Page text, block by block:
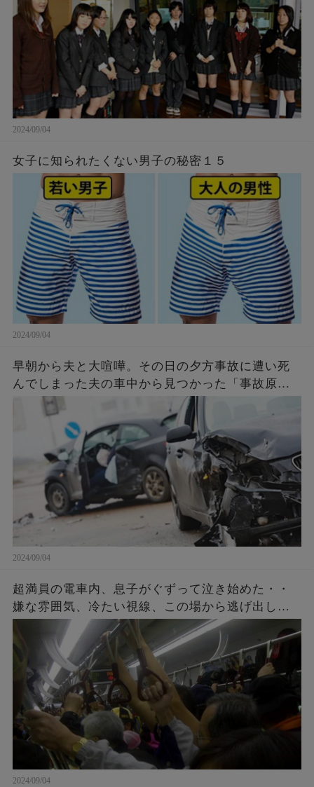
2024/09/04
女子に知られたくない男子の秘密１５
2024/09/04
早朝から夫と大喧嘩。その日の夕方事故に遭い死
んでしまった夫の車中から見つかった「事故原
因」に言葉を失う…
2024/09/04
超満員の電車内、息子がぐずって泣き始めた・・
嫌な雰囲気、冷たい視線、この場から逃げ出した
いと思ったその時、車内の空気を一変すること
が・・・！
2024/09/04